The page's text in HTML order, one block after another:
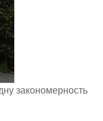
закономерность